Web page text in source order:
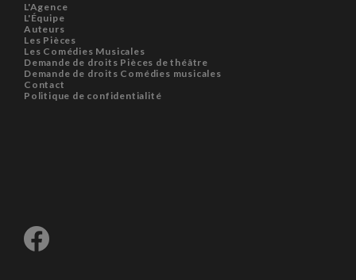
L'Agence
L'Équipe
Auteurs
Les Pièces
Les Comédies Musicales
Demande de droits Pièces de théâtre
Demande de droits Comédies musicales
Contact
Politique de confidentialité